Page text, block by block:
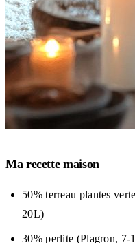
Ma recette maison
50% terreau plantes
20L)
30% perlite (Plagron, 7-